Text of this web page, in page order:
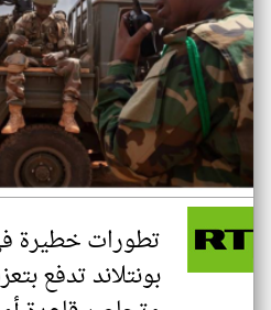
تطورات خطيرة
بونتلاند تدفع